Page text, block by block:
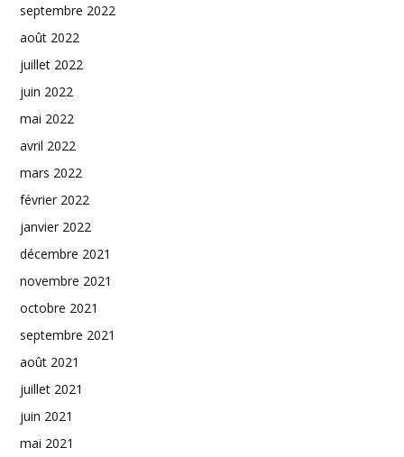
septembre 2022
août 2022
juillet 2022
juin 2022
mai 2022
avril 2022
mars 2022
février 2022
janvier 2022
décembre 2021
novembre 2021
octobre 2021
septembre 2021
août 2021
juillet 2021
juin 2021
mai 2021